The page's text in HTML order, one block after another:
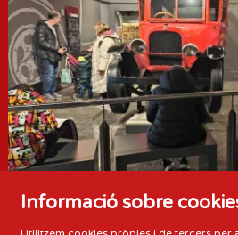
Informació sobre